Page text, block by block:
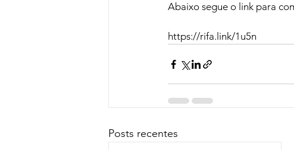
Abaixo segue o link para
https://rifa.link/1u5n
Posts recentes